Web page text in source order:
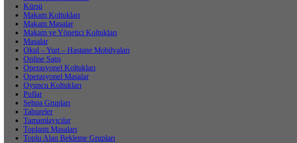
Kürsü
Makam Koltukları
Makam Masalar
Makam ve Yönetici Koltukları
Masalar
Okul – Yurt – Hastane Mobilyaları
Online Satış
Operasyonel Koltukları
Operasyonel Masalar
Oyuncu Koltukları
Puflar
Sehpa Grupları
Tabureler
Tamamlayıcılar
Toplantı Masaları
Toplu Alan Bekleme Grupları